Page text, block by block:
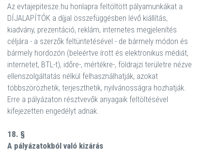
Az evtajepitesze.hu honlapra feltöltött pályamunkákat a
DÍJALAPÍTÓK a díjjal összefüggésben lévő kiállítás,
kiadvány, prezentáció, reklám, internetes megjelenítés
céljára - a szerzők feltüntetésével - de bármely módon és
bármely hordozón (beleértve írott és elektronikus médiát,
internetet, BTL-t), időre-, mértékre-, földrajzi területre nézve
ellenszolgáltatás nélkül felhasználhatják, azokat
többszörözhetik, terjeszthetik, nyilvánosságra hozhatják.
Erre a pályázaton résztvevők anyagaik feltöltésével
kifejezetten engedélyt adnak.
18. §
A pályázatokból való kizárás